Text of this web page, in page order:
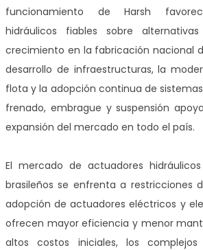
funcionamiento de Harsh
hidráulicos fiables sobre
crecimiento en la fabricación nacional
desarrollo de infraestructuras, la
flota y la adopción continua de
frenado, embrague y suspensión
expansión del mercado en todo el país.
El mercado de actuadores
brasileños se enfrenta a restricciones
adopción de actuadores eléctricos y
ofrecen mayor eficiencia y menor
altos costos iniciales, los complejos